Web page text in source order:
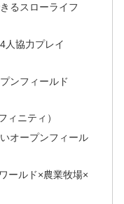
るスローライフ
人協力プレイ
ンフィールド
ィニティ）
オープンフィール
ールド×農業牧場×